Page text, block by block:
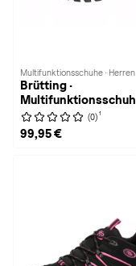
Multifunktionsschuhe · Herren
Brütting ·
Multifunktionsschuh
(0) 1
99,95 €